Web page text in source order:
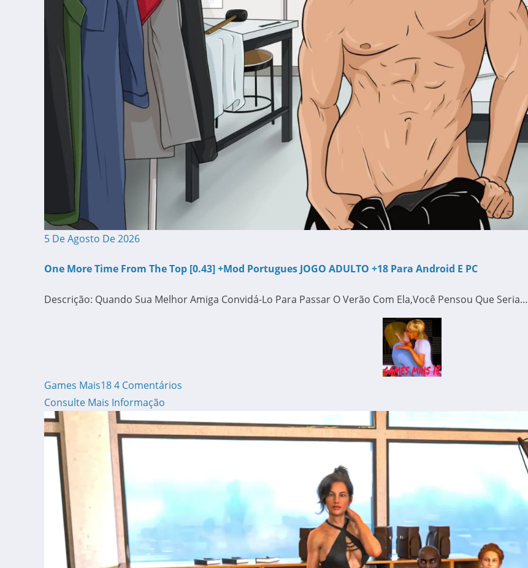
5 De Agosto De 2026
One More Time From The Top [0.43] +Mod Portugues JOGO ADULTO +18 Para Android E PC
Descrição: Quando Sua Melhor Amiga Convidá-Lo Para Passar O Verão Com Ela,você Pensou Que Seria…
Games Mais184 Comentários
Consulte Mais Informação